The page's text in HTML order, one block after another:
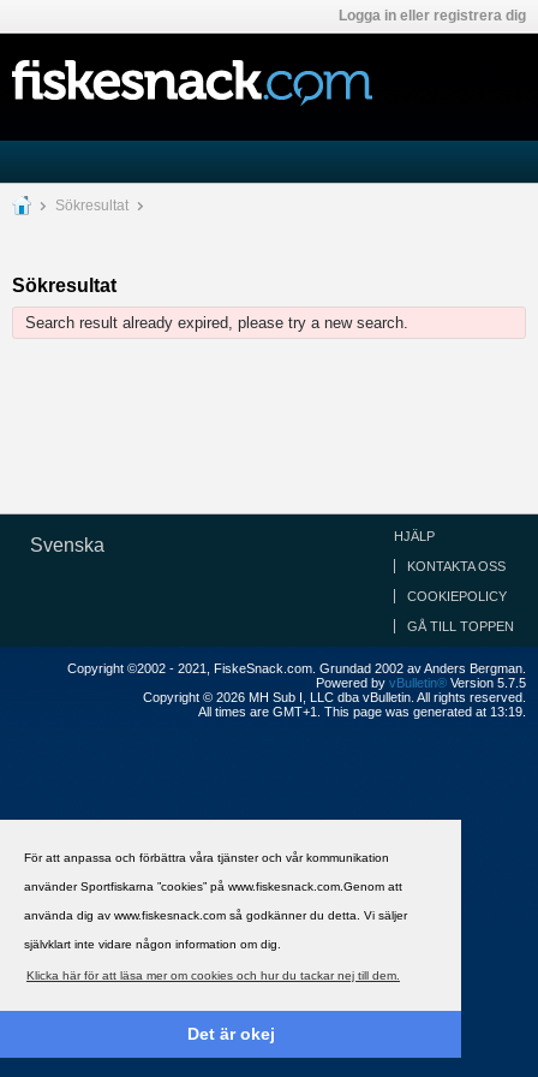
För att anpassa och förbättra våra tjänster och vår kommunikation
använder Sportfiskarna ”cookies” på www.fiskesnack.com.Genom att
använda dig av www.fiskesnack.com så godkänner du detta. Vi säljer
självklart inte vidare någon information om dig.
Klicka här för att läsa mer om cookies och hur du tackar nej till dem.
Det är okej
Logga in eller registrera dig
Sökresultat
Sökresultat
Search result already expired, please try a new search.
Svenska HJÄLP
KONTAKTA OSS
COOKIEPOLICY
GÅ TILL TOPPEN
Copyright ©2002 - 2021, FiskeSnack.com. Grundad 2002 av Anders Bergman.
Powered by vBulletin® Version 5.7.5
Copyright © 2026 MH Sub I, LLC dba vBulletin. All rights reserved.
All times are GMT+1. This page was generated at 13:19.